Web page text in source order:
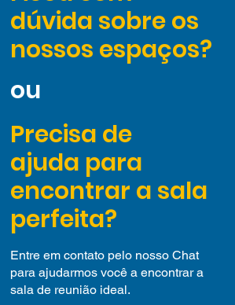
dúvida sobre os
nossos espaços?
Precisa de
ajuda para
encontrar a sala
perfeita?
ou
Entre em contato pelo nosso Chat
para ajudarmos você a encontrar a
sala de reunião ideal.